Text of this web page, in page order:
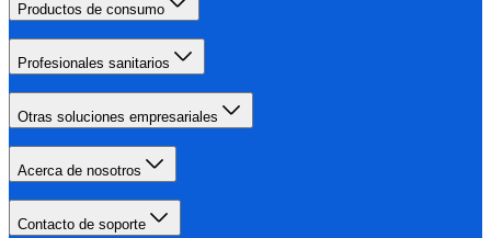
Productos de consumo
Profesionales sanitarios
Otras soluciones empresariales
Acerca de nosotros
Contacto de soporte